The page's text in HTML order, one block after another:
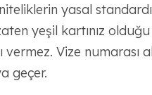
yasal standardı
yeşil kartınız
Vize numarası
geçer.